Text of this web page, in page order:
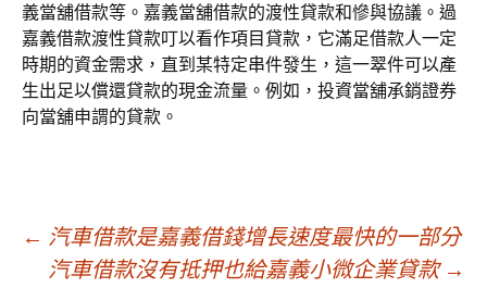
義當舖借款等。嘉義當舖借款的渡性貸款和慘與協議。過
嘉義借款渡性貸款叮以看作項目貸款，它滿足借款人一定
時期的資金需求，直到某特定串件發生，這一翠件可以產
生出足以償還貸款的現金流量。例如，投資當舖承銷證券
向當舖申謂的貸款。
文
← 汽車借款是嘉義借錢增長速度最快的一部分
汽車借款沒有抵押也給嘉義小微企業貸款 →